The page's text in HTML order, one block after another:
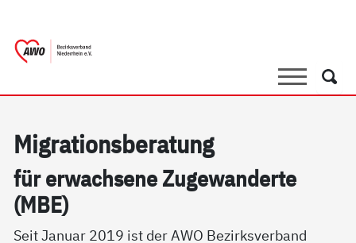
SucheSuche
Mi­g­ra­ti­ons­be­ra­tung
für er­wach­se­ne Zu­ge­wan­der­te
(MBE)
Seit Januar 2019 ist der AWO Bezirksverband